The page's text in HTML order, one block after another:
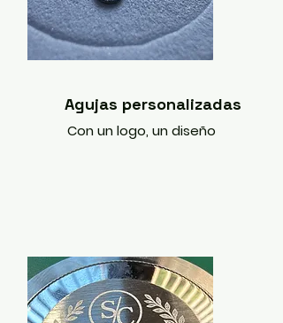
Agujas personalizadas
Con un logo, un diseño